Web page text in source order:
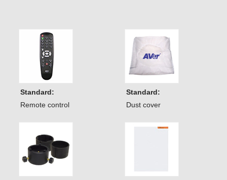
Standard:
Remote control
Standard:
Dust cover